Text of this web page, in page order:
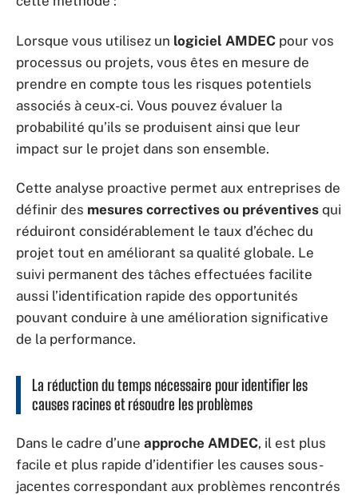
Lorsque vous utilisez un logiciel AMDEC pour vos
processus ou projets, vous êtes en mesure de
prendre en compte tous les risques potentiels
associés à ceux-ci. Vous pouvez évaluer la
probabilité qu’ils se produisent ainsi que leur
impact sur le projet dans son ensemble.
Cette analyse proactive permet aux entreprises de
définir des mesures correctives ou préventives qui
réduiront considérablement le taux d’échec du
projet tout en améliorant sa qualité globale. Le
suivi permanent des tâches effectuées facilite
aussi l’identification rapide des opportunités
pouvant conduire à une amélioration significative
de la performance.
La réduction du temps nécessaire pour identifier les
causes racines et résoudre les problèmes
Dans le cadre d’une approche AMDEC, il est plus
facile et plus rapide d’identifier les causes sous-
jacentes correspondant aux problèmes rencontrés